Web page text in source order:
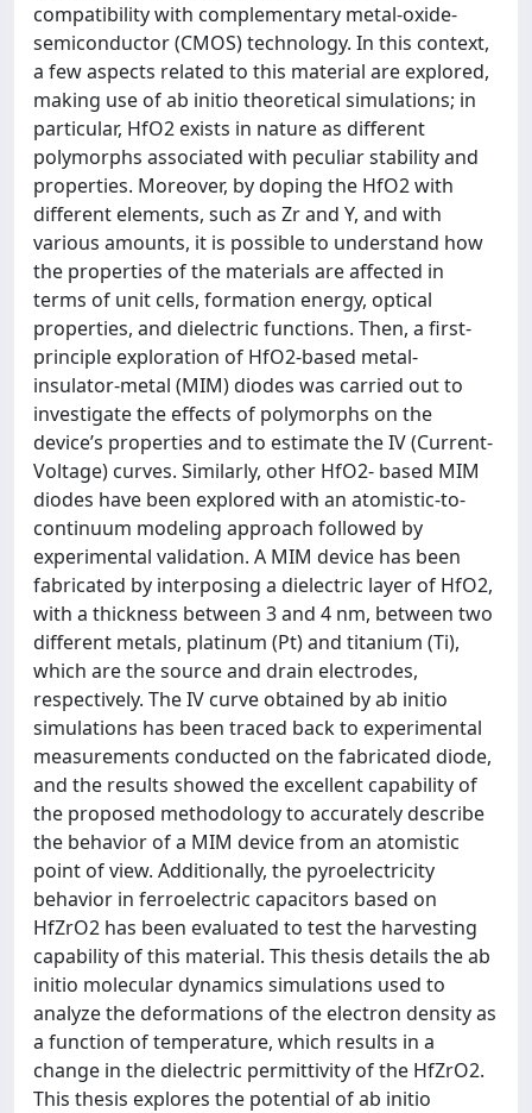
compatibility with complementary metal-oxide-
semiconductor (CMOS) technology. In this context,
a few aspects related to this material are explored,
making use of ab initio theoretical simulations; in
particular, HfO2 exists in nature as different
polymorphs associated with peculiar stability and
properties. Moreover, by doping the HfO2 with
different elements, such as Zr and Y, and with
various amounts, it is possible to understand how
the properties of the materials are affected in
terms of unit cells, formation energy, optical
properties, and dielectric functions. Then, a first-
principle exploration of HfO2-based metal-
insulator-metal (MIM) diodes was carried out to
investigate the effects of polymorphs on the
device’s properties and to estimate the IV (Current-
Voltage) curves. Similarly, other HfO2- based MIM
diodes have been explored with an atomistic-to-
continuum modeling approach followed by
experimental validation. A MIM device has been
fabricated by interposing a dielectric layer of HfO2,
with a thickness between 3 and 4 nm, between two
different metals, platinum (Pt) and titanium (Ti),
which are the source and drain electrodes,
respectively. The IV curve obtained by ab initio
simulations has been traced back to experimental
measurements conducted on the fabricated diode,
and the results showed the excellent capability of
the proposed methodology to accurately describe
the behavior of a MIM device from an atomistic
point of view. Additionally, the pyroelectricity
behavior in ferroelectric capacitors based on
HfZrO2 has been evaluated to test the harvesting
capability of this material. This thesis details the ab
initio molecular dynamics simulations used to
analyze the deformations of the electron density as
a function of temperature, which results in a
change in the dielectric permittivity of the HfZrO2.
This thesis explores the potential of ab initio